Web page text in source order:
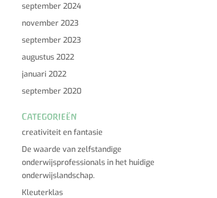
september 2024
november 2023
september 2023
augustus 2022
januari 2022
september 2020
Categorieën
creativiteit en fantasie
De waarde van zelfstandige
onderwijsprofessionals in het huidige
onderwijslandschap.
Kleuterklas